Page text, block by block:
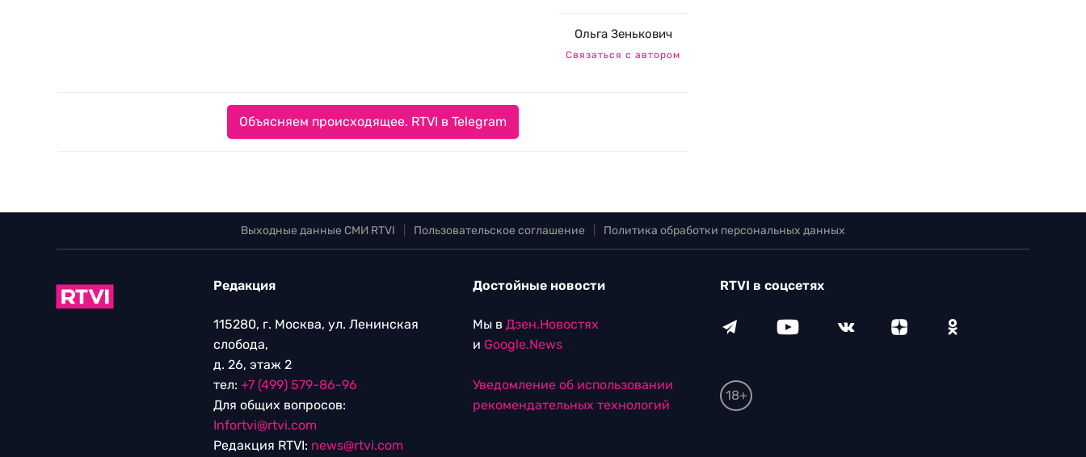
Ольга Зенькович
Связаться с автором
Объясняем происходящее. RTVI в Telegram
Выходные данные СМИ RTVI Пользовательское соглашение Политика обработки персональных данных
Редакция
115280, г. Москва, ул. Ленинская
слобода,
д. 26, этаж 2
тел: +7 (499) 579-86-96
Для общих вопросов:
Infortvi@rtvi.com
Редакция RTVI: news@rtvi.com
Достойные новости
Мы в Дзен.Новостях
и Google.News
Уведомление об использовании
рекомендательных технологий
RTVI в соцсетях
18+